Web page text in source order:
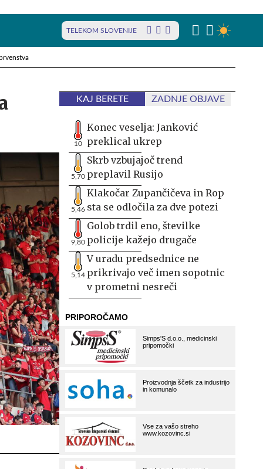
TELEKOM SLOVENIJE
KAJ BERETE ZADNJE OBJAVE
10
Konec veselja: Janković
preklical ukrep
5,70
Skrb vzbujajoč trend
preplavil Rusijo
5,46
Klakočar Zupančičeva in Rop
sta se odločila za dve potezi
9,80
Golob trdil eno, številke
policije kažejo drugače
5,14
V uradu predsednice ne
prikrivajo več imen sopotnic
v prometni nesreči